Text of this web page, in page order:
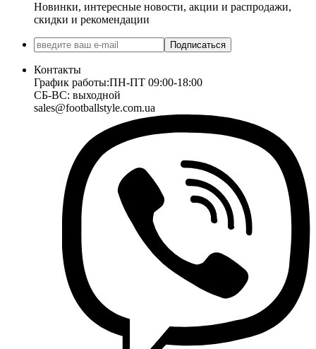
Новинки, интересные новости, акции и распродажи,
скидки и рекомендации
Подписаться
Контакты
График работы:ПН-ПТ 09:00-18:00
СБ-ВС: выходной
sales@footballstyle.com.ua